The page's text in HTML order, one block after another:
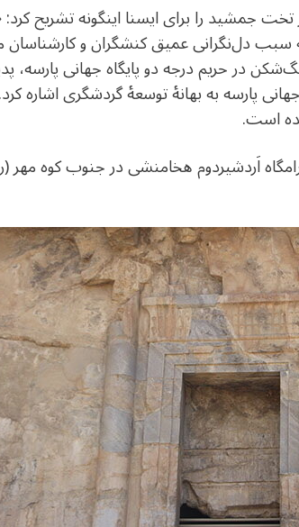
جمشید را برای ایسنا اینگونه تشریح کرد:
دل‌نگرانی عمیق کنشگران و کارشناسان
در حریم درجه دو پایگاه جهانی پارسه،
پارسه به بهانۀ توسعۀ گردشگری اشاره
است.
اَردشیردوم هخامنشی در جنوب کوه مهر